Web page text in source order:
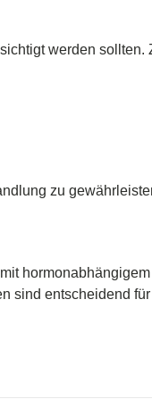
werden sollten.
zu
sind entscheidend